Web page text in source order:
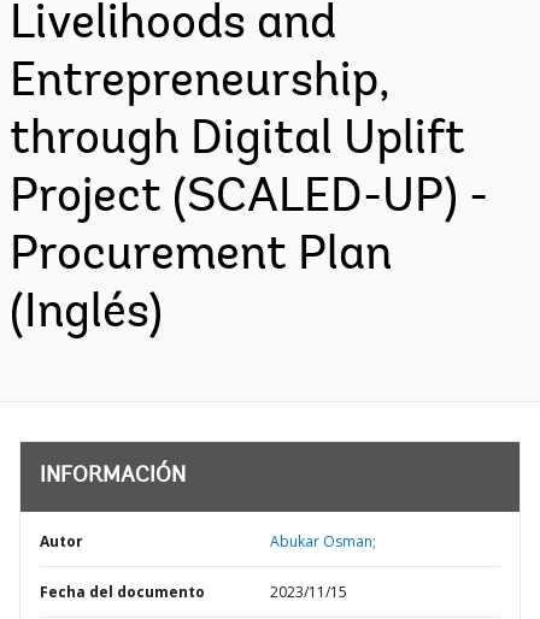
Livelihoods and
Entrepreneurship,
through Digital Uplift
Project (SCALED-UP) -
Procurement Plan
(Inglés)
INFORMACIÓN
Autor Abukar Osman;
Fecha del documento 2023/11/15